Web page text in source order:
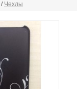
/ Чехлы